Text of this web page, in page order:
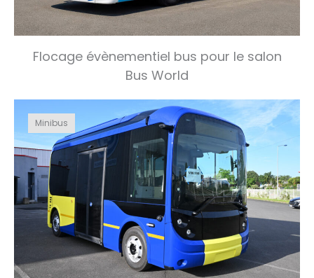
Flocage évènementiel bus pour le salon
Bus World
Minibus